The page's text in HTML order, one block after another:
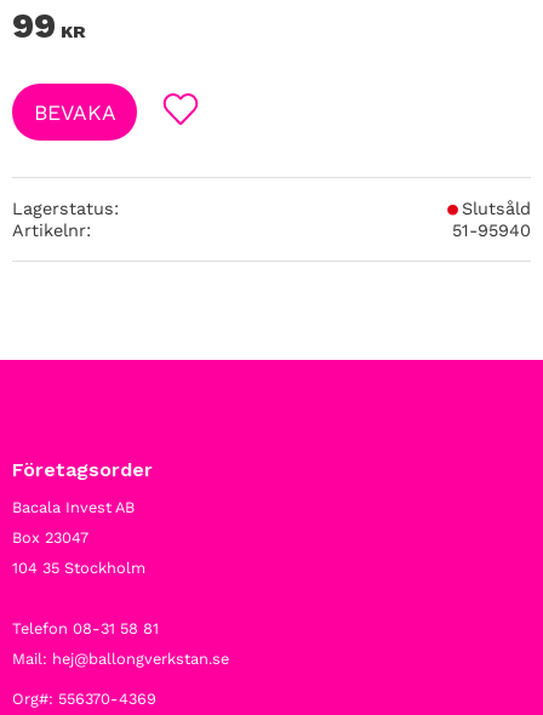
99 KR
Lägg till i favoriter
BEVAKA
Lagerstatus
Slutsåld
Artikelnr
51-95940
Företagsorder
Bacala Invest AB
Box 23047
104 35 Stockholm
Telefon 08-31 58 81
Mail: hej@ballongverkstan.se
Org#: 556370-4369